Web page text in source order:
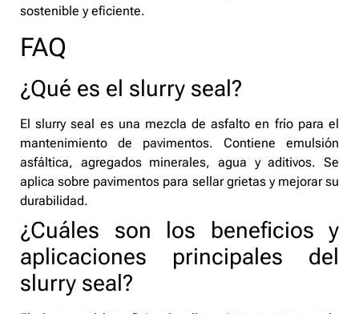
sostenible y eficiente.
FAQ
¿Qué es el slurry seal?
El slurry seal es una mezcla de asfalto en frío para el
mantenimiento de pavimentos. Contiene emulsión
asfáltica, agregados minerales, agua y aditivos. Se
aplica sobre pavimentos para sellar grietas y mejorar su
durabilidad.
¿Cuáles son los beneficios y
aplicaciones principales del
slurry seal?